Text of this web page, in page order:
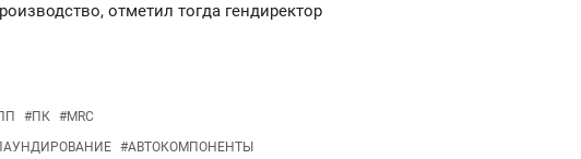
отметил тогда гендиректор
#ПК #MRC
#АВТОКОМПОНЕНТЫ